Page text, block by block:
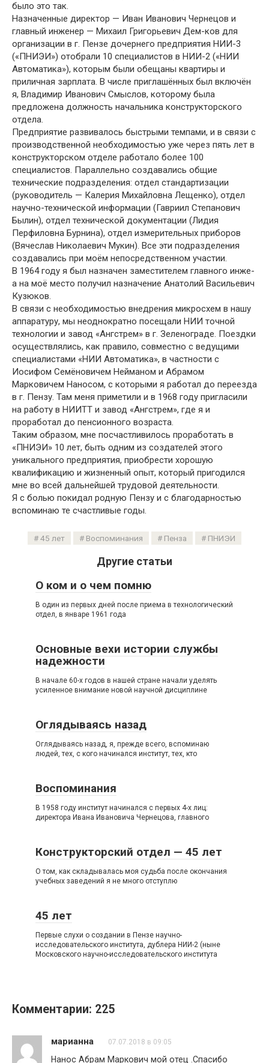
было это так.
Назначенные директор — Иван Иванович Чернецов и
главный инженер — Михаил Григорьевич Дем-ков для
организации в г. Пензе дочернего предприятия НИИ-3
(«ПНИЭИ») отобрали 10 специалистов в НИИ-2 («НИИ
Автоматика»), которым были обещаны квартиры и
приличная зарплата. В числе приглашённых был включён
я, Владимир Иванович Смыслов, которому была
предложена должность начальника конструкторского
отдела.
Предприятие развивалось быстрыми темпами, и в связи с
производственной необходимостью уже через пять лет в
конструкторском отделе работало более 100
специалистов. Параллельно создавались общие
технические подразделения: отдел стандартизации
(руководитель — Калерия Михайловна Лещенко), отдел
научно-технической информации (Гавриил Степанович
Былин), отдел технической документации (Лидия
Перфиловна Бурнина), отдел измерительных приборов
(Вячеслав Николаевич Мукин). Все эти подразделения
создавались при моём непосредственном участии.
В 1964 году я был назначен заместителем главного инже-
а на моё место получил назначение Анатолий Васильевич
Кузюков.
В связи с необходимостью внедрения микросхем в нашу
аппаратуру, мы неоднократно посещали НИИ точной
технологии и завод «Ангстрем» в г. Зеленограде. Поездки
осуществлялись, как правило, совместно с ведущими
специалистами «НИИ Автоматика», в частности с
Иосифом Семёновичем Нейманом и Абрамом
Марковичем Наносом, с которыми я работал до переезда
в г. Пензу. Там меня приметили и в 1968 году пригласили
на работу в НИИТТ и завод «Ангстрем», где я и
проработал до пенсионного возраста.
Таким образом, мне посчастливилось проработать в
«ПНИЭИ» 10 лет, быть одним из создателей этого
уникального предприятия, приобрести хорошую
квалификацию и жизненный опыт, который пригодился
мне во всей дальнейшей трудовой деятельности.
Я с болью покидал родную Пензу и с благодарностью
вспоминаю те счастливые годы.
45 лет Воспоминания Пенза ПНИЭИ
Другие статьи
О ком и о чем помню
В один из первых дней после приема в технологический
отдел, в январе 1961 года
Основные вехи истории службы
надежности
В начале 60-х годов в нашей стране начали уделять
усиленное внимание новой научной дисциплине
Оглядываясь назад
Оглядываясь назад, я, прежде всего, вспоминаю
людей, тех, с кого начинался институт, тех, кто
Воспоминания
В 1958 году институт начинался с первых 4-х лиц:
директора Ивана Ивановича Чернецова, главного
Конструкторский отдел — 45 лет
О том, как складывалась моя судьба после окончания
учебных заведений я не много отступлю
45 лет
Первые слухи о создании в Пензе научно-
исследовательского института, дублера НИИ-2 (ныне
Московского научно-исследовательского института
Комментарии: 225
марианна 07.07.2018 в 09:05
Нанос Абрам Маркович мой отец .Спасибо